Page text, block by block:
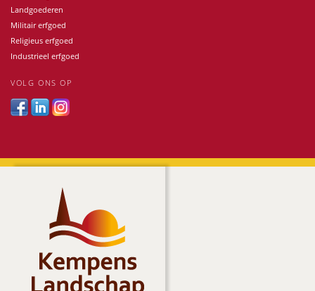
Landgoederen
Militair erfgoed
Religieus erfgoed
Industrieel erfgoed
VOLG ONS OP